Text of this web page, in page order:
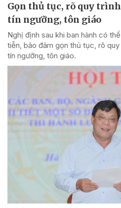
Gọn thủ tục, rõ quy
tín ngưỡng, tôn giáo
Nghị định sau khi ban hành có
tiễn, bảo đảm gọn thủ tục, rõ
tín ngưỡng, tôn giáo.